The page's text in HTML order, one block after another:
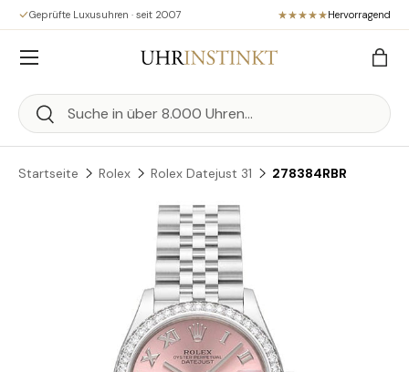
Direkt zum Inhalt
Geprüfte Luxusuhren · seit 2007 Hervorragend
Suchen
Suchen
Menü
Startseite Rolex Rolex Datejust 31 278384RBR
Zu Produktinformationen springen